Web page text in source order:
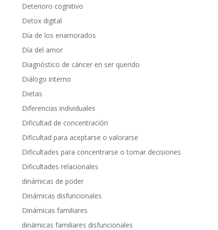
Deterioro cognitivo
Detox digital
Día de los enamorados
Día del amor
Diagnóstico de cáncer en ser querido
Diálogo interno
Dietas
Diferencias individuales
Dificultad de concentración
Dificultad para aceptarse o valorarse
Dificultades para concentrarse o tomar decisiones
Dificultades relacionales
dinámicas de poder
Dinámicas disfuncionales
Dinámicas familiares
dinámicas familiares disfuncionales